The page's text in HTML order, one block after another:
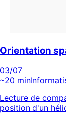
Orientation
03/07
~20 min
Lecture de
position d'un